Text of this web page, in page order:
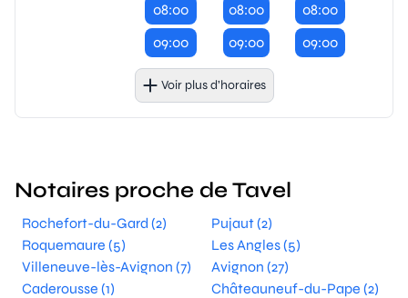
08:00
09:00
08:00
09:00
08:00
09:00
Voir plus d’horaires
Notaires proche de Tavel
Rochefort-du-Gard (2)
Pujaut (2)
Roquemaure (5)
Les Angles (5)
Villeneuve-lès-Avignon (7)
Avignon (27)
Caderousse (1)
Châteauneuf-du-Pape (2)